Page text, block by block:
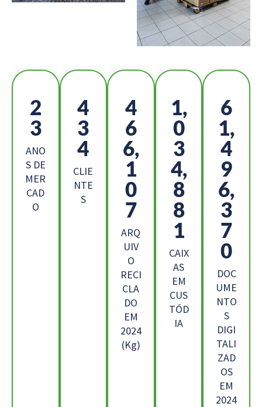
2
5
ANO
S DE
MER
CAD
O
4
8
8
CLIE
NTE
S
5
2
4,
5
8
9
ARQ
UIV
O
RECI
CLA
DO
EM
2024
(Kg)
1,
1
6
4,
7
2
7
CAIX
AS
EM
CUS
TÓD
IA
6
9,
2
1
2,
2
9
6
DOC
UME
NTO
S
DIGI
TALI
ZAD
OS
EM
2024